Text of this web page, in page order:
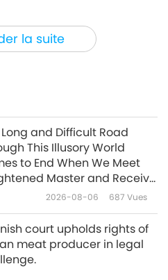
la suite
2026-03-31
historique de l’Âu Lạc
à travers les
féodales, partie 1/2
: à travers l’histoire
la tranquillité
and Difficult Road
This Illusory World
to End When We Meet
Master and Receive
2026-08-06 687 Vues
court upholds rights of
meat producer in legal